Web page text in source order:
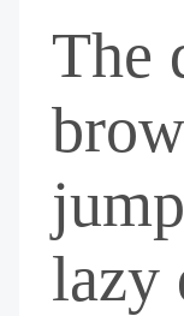
The
lazy